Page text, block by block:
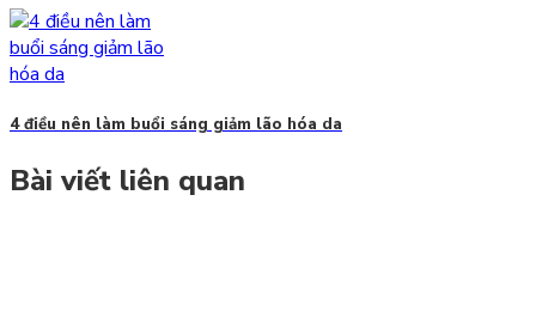
4 điều nên làm buổi sáng giảm lão hóa da
Bài viết liên quan